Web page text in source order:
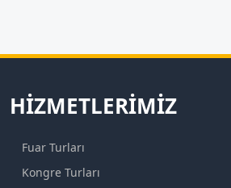
HIZMETLERIMIZ
Fuar Turları
Kongre Turları